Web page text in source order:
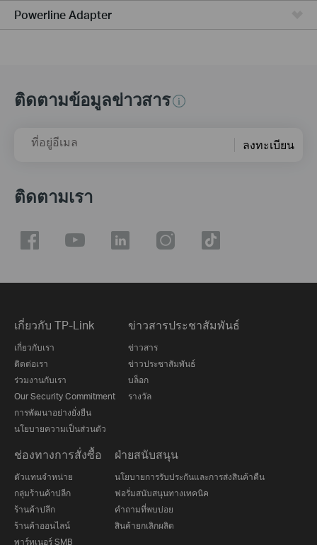
Powerline Adapter
ติดตามข้อมูลข่าวสาร
ที่อยู่อีเมล ลงทะเบียน
ติดตามเรา
เกี่ยวกับ TP-Link
เกี่ยวกับเรา
ติดต่อเรา
ร่วมงานกับเรา
Our Security Commitment
การพัฒนาอย่างยั่งยืน
นโยบายความเป็นส่วนตัว
ข่าวสารประชาสัมพันธ์
ข่าวสาร
ข่าวประชาสัมพันธ์
บล็อก
รางวัล
ช่องทางการสั่งซื้อ
ตัวแทนจำหน่าย
กลุ่มร้านค้าปลีก
ร้านค้าปลีก
ร้านค้าออนไลน์
พาร์ทเนอร์ SMB
ฝ่ายสนับสนุน
นโยบายการรับประกันและการส่งสินค้าคืน
ฟอรั่มสนับสนุนทางเทคนิค
คำถามที่พบบ่อย
สินค้ายกเลิกผลิต